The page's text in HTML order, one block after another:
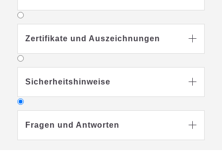
Zertifikate und Auszeichnungen 
Sicherheitshinweise 
Fragen und Antworten 